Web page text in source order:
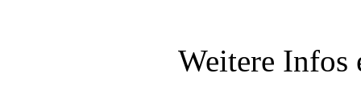
Weitere Infos